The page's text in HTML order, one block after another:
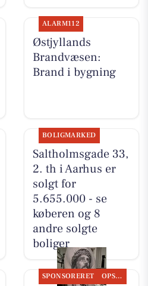
ALARM112
Østjyllands
Brandvæsen:
Brand i bygning
BOLIGMARKED
Saltholmsgade 33,
2. th i Aarhus er
solgt for
5.655.000 - se
køberen og 8
andre solgte
boliger
SPONSORERET OPSLAGSTAVLEN